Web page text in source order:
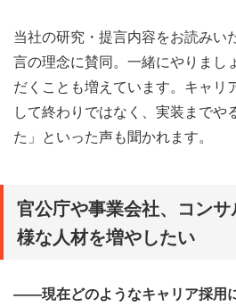
当社の研究・提言内容をお読みい
言の理念に賛同。一緒にやりまし
だくことも増えています。キャリ
して終わりではなく、実装までや
た」といった声も聞かれます。
官公庁や事業会社、コン
様な人材を増やしたい
――現在どのようなキャリア採用